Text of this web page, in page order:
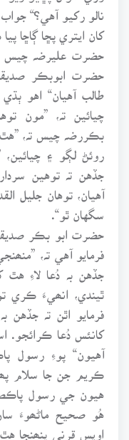
نالو رکيو آهي؟“
کان ايتري پڇا ڳاڇا
حضرت عليرضہ چيس
حضرت ابوبڪر
طالب آهيان“ اهو
چيائين تہ، ”مون
بڪررضہ چيس تہ،
روئڻ لڳو ۽
جڏهن تہ توهين
آهيان، توهان جليل
سگهان ٿو“.
حضرت ابو بڪر
فرمايو آهي تہ،
جڏهن بہ دُعا لاءِ
ٿيندي، انھيءَ ڪري
فرمايو اٿن تہ جڏهن
کانئس دُعا ڪرائجو.
آهيون“ پوءِ رسول
ڪريم جن جا سلام
هيون جي رسول
هُو صحيح ماڻھوءَ
اويس قرني پنھنجا